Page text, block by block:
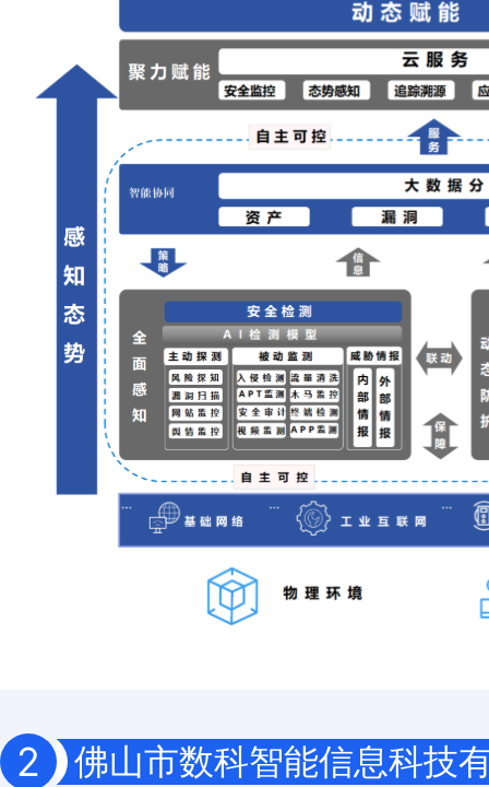
2 佛山市数科智能信息科技